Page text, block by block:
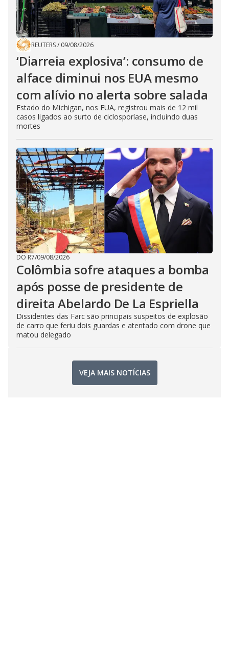
REUTERS/ 09/08/2026
‘Diarreia explosiva’: consumo de
alface diminui nos EUA mesmo
com alívio no alerta sobre salada
Estado do Michigan, nos EUA, registrou mais de 12 mil
casos ligados ao surto de ciclosporíase, incluindo duas
mortes
DO R7/09/08/2026
Colômbia sofre ataques a bomba
após posse de presidente de
direita Abelardo De La Espriella
Dissidentes das Farc são principais suspeitos de explosão
de carro que feriu dois guardas e atentado com drone que
matou delegado
VEJA MAIS NOTÍCIAS